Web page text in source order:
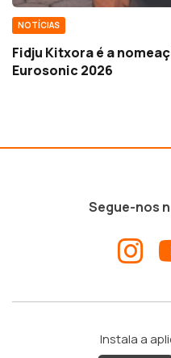
NOTÍCIAS
Fidju Kitxora é a
Eurosonic 2026
Segue-nos
Instala a